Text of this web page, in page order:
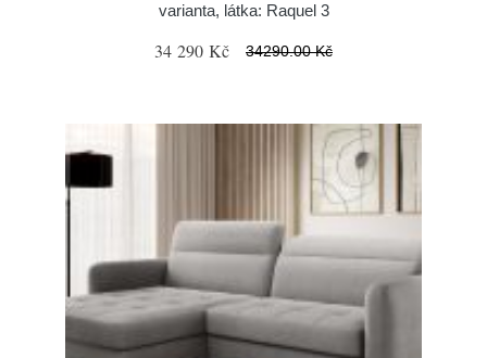
varianta, látka: Raquel 3
34 290 Kč 34290.00 Kč